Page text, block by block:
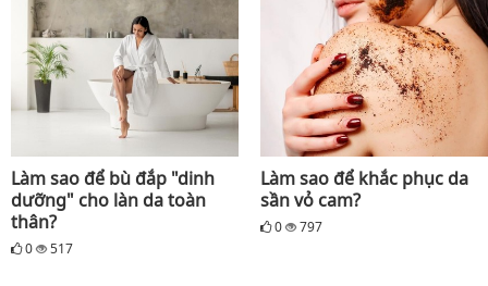
Làm sao để bù đắp "dinh
dưỡng" cho làn da toàn
thân?
0 517
Làm sao để khắc phục da
sần vỏ cam?
0 797